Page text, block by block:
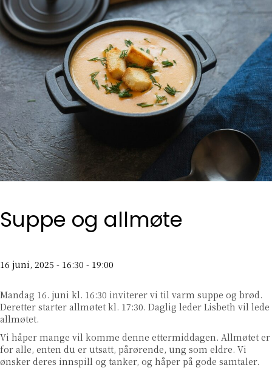
Suppe og allmøte
16 juni, 2025 - 16:30 - 19:00
Mandag 16. juni kl. 16:30 inviterer vi til varm suppe og brød.
Deretter starter allmøtet kl. 17:30. Daglig leder Lisbeth vil lede
allmøtet.
Vi håper mange vil komme denne ettermiddagen. Allmøtet er
for alle, enten du er utsatt, pårørende, ung som eldre. Vi
ønsker deres innspill og tanker, og håper på gode samtaler.